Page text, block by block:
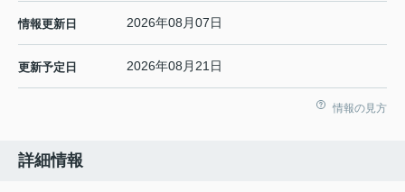
情報更新日 2026年08月07日
更新予定日 2026年08月21日
情報の見方
詳細情報